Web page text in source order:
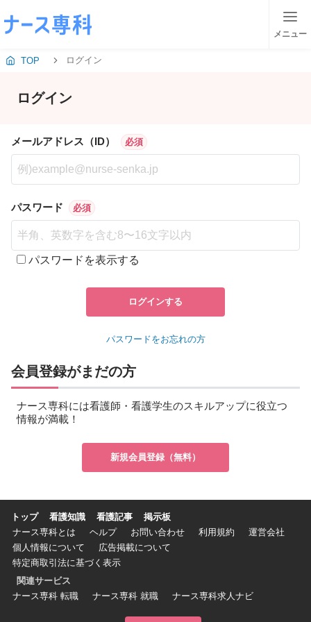
メニュー
TOP ログイン
ログイン
メールアドレス（ID） 必須
パスワード 必須
パスワードを表示する
ログインする
パスワードをお忘れの方
会員登録がまだの方
ナース専科には看護師・看護学生のスキルアップに役立つ
情報が満載！
新規会員登録（無料）
トップ 看護知識 看護記事
掲示板
ナース専科とは
ヘルプ お問い合わせ 利用規約
運営会社
個人情報について
広告掲載について
特定商取引法に基づく表示
関連サービス
ナース専科 転職
ナース専科 就職 ナース専科求人ナビ